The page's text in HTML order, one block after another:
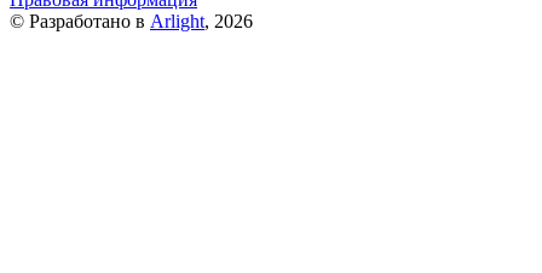
© Разработано в Arlight, 2026